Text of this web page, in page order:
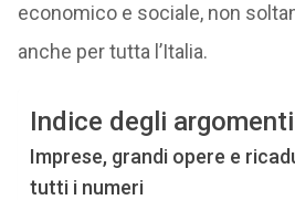
economico e sociale, non
anche per tutta l’Italia.
Indice degli argomenti
Imprese, grandi opere e
tutti i numeri